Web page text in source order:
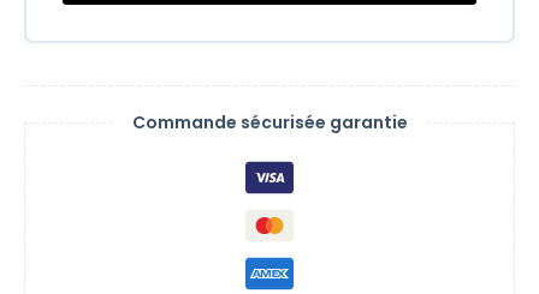
Commande sécurisée garantie